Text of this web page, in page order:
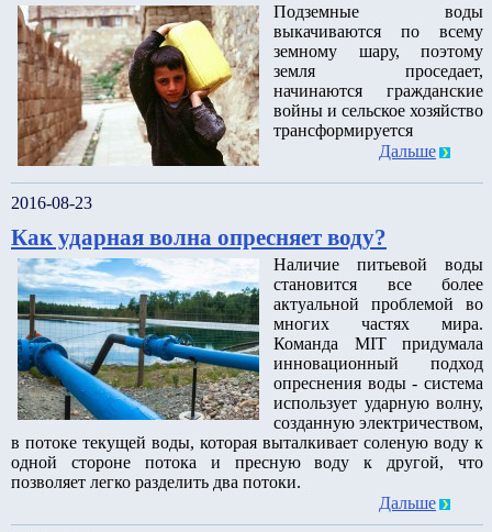
Подземные воды
выкачиваются по всему
земному шару, поэтому
земля проседает,
начинаются гражданские
войны и сельское хозяйство
трансформируется
Дальше
2016-08-23
Как ударная волна опресняет воду?
Наличие питьевой воды
становится все более
актуальной проблемой во
многих частях мира.
Команда MIT придумала
инновационный подход
опреснения воды - система
использует ударную волну,
созданную электричеством,
в потоке текущей воды, которая выталкивает соленую воду к
одной стороне потока и пресную воду к другой, что
позволяет легко разделить два потоки.
Дальше